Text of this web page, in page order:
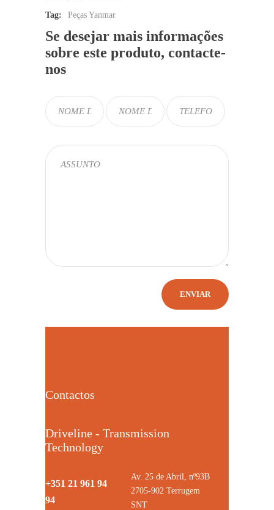
Tag: Peças Yanmar
Se desejar mais informações
sobre este produto, contacte-
nos
Contactos
Driveline - Transmission
Technology
+351 21 961 94
94
Av. 25 de Abril, nº93B
2705-902 Terrugem
SNT